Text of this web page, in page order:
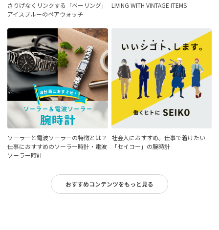
さりげなくリンクする「ベーリング」
アイスブルーのペアウォッチ
LIVING WITH VINTAGE ITEMS
ソーラーと電波ソーラーの特徴とは？
仕事におすすめのソーラー時計・電波
ソーラー時計
社会人におすすめ。仕事で着けたい
「セイコー」の腕時計
おすすめコンテンツをもっと見る